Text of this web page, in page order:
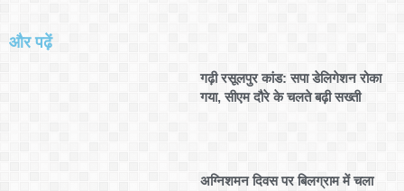
और पढ़ें
गढ़ी रसूलपुर कांड: सपा डेलिगेशन रोका
गया, सीएम दौरे के चलते बढ़ी सख्ती
अग्निशमन दिवस पर बिलग्राम में चला